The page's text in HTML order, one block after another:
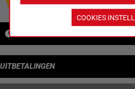
UITBETALINGEN
COOKIES